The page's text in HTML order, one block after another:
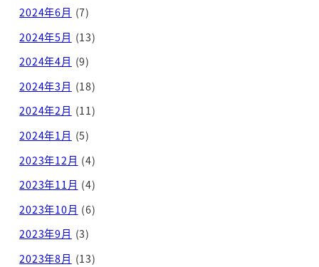
2024年6月 (7)
2024年5月 (13)
2024年4月 (9)
2024年3月 (18)
2024年2月 (11)
2024年1月 (5)
2023年12月 (4)
2023年11月 (4)
2023年10月 (6)
2023年9月 (3)
2023年8月 (13)